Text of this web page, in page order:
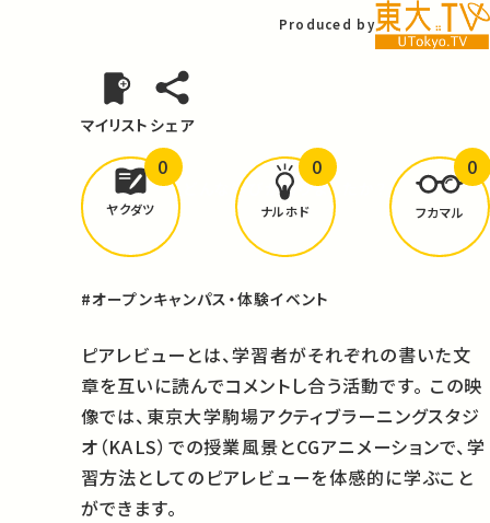
Produced by
マイリスト シェア
どんな学びがありましたか？
ヤクダツ
0
ナルホド
0
フカマル
0
#オープンキャンパス・体験イベント
ピアレビューとは、学習者がそれぞれの書いた文
章を互いに読んでコメントし合う活動です。 この映
像では、東京大学駒場アクティブラーニングスタジ
オ（KALS）での授業風景とCGアニメーションで、学
習方法としてのピアレビューを体感的に学ぶこと
ができます。